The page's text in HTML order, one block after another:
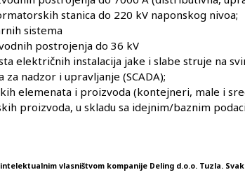
stanica do 220 kV naponskog nivoa;
sistema
postrojenja do 36 kV
električnih instalacija jake i slabe struje na
nadzor i upravljanje (SCADA);
elemenata i proizvoda (kontejneri, male i
proizvoda, u skladu sa idejnim/baznim
vlasništvom kompanije Deling d.o.o. Tuzla.